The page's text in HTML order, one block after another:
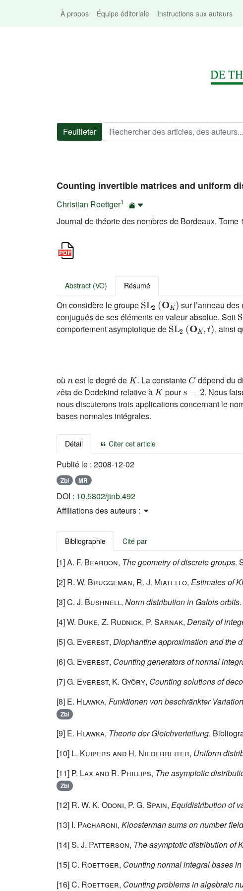
À propos Équipe éditoriale Instructions aux auteurs
Feuilleter
Counting invertible matrices and uniform
Christian Roettger1
Journal de théorie des nombres de Bordeaux, Tome
Abstract (VO) Résumé
On considère le groupe
(OK)
sur l’anneau
conjugués de ses éléments en valeur absolue. Soit
comportement asymptotique de
SL2( OK,t)
, ainsi
où est le degré de . La constante dépend du
zêta de Dedekind relative à
K
pour
s=2
. Nous
nous discuterons trois applications concernant le
bases normales intégrales.
Détail Citer cet article
Publié le : 2008-12-02
Zbl MR
DOI : 10.5802/jtnb.492
Affiliations des auteurs :
Bibliographie Cité par
[1]A. F. Beardon, The geometry of discrete groups.
[2] R. W. Bruggeman, R. J. Miatello, Estimates of
[3]C. J. Bushnell, Norm distribution in Galois orbits
[4]W. Duke, Z. Rudnick, P. Sarnak, Density of
[5]G. Everest, Diophantine approximation and the
[6]G. Everest, Counting generators of normal
[7]G. Everest, K. Györy, Counting solutions of
[8] E. Hlawka, Funktionen von beschränkter
Zbl
[9] E. Hlawka, Theorie der Gleichverteilung.
[10] L. Kuipers and H. Niederreiter, Uniform
[11] P. Lax and R. Phillips, The asymptotic
Zbl
[12] R. W. K. Odoni, P. G. Spain, Equidistribution of
[13] I. Pacharoni, Kloosterman sums on number
[14]S. J. Patterson, The asymptotic distribution of
[15]C. Roettger, Counting normal integral bases
[16]C. Roettger, Counting problems in algebraic